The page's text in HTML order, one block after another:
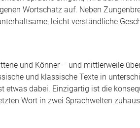
Wortschatz auf. Neben
leicht verständliche
und Könner – und mittlerweile
und klassische Texte in
dabei. Einzigartig ist die
Wort in zwei Sprachwelten